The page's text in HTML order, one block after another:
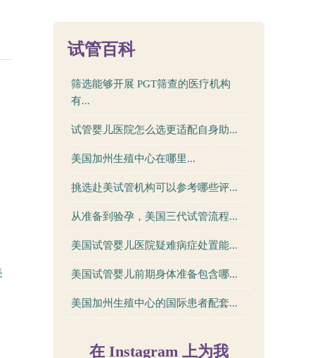
试管百科
筛选能够开展 PGT筛查的医疗机构
有...
试管婴儿医院怎么选更适配自身助...
美国加州生殖中心在哪里...
挑选赴美试管机构可以参考哪些评...
从准备到验孕，美国三代试管流程...
美国试管婴儿医院疑难病症处置能...
美国试管婴儿前期身体准备包含哪...
美国加州生殖中心的国际患者配套...
在 Instagram 上为我